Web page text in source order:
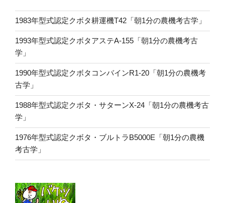
1983年型式認定クボタ耕運機T42「朝1分の農機考古学」
1993年型式認定クボタアステA-155「朝1分の農機考古
学」
1990年型式認定クボタコンバインR1-20「朝1分の農機考
古学」
1988年型式認定クボタ・サターンX-24「朝1分の農機考古
学」
1976年型式認定クボタ・ブルトラB5000E「朝1分の農機
考古学」